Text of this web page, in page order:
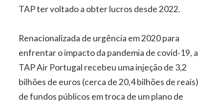
TAP ter voltado a obter lucros desde 2022.
Renacionalizada de urgência em 2020 para
enfrentar o impacto da pandemia de covid-19, a
TAP Air Portugal recebeu uma injeção de 3,2
bilhões de euros (cerca de 20,4 bilhões de reais)
de fundos públicos em troca de um plano de